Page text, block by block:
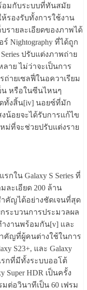
อมกับระบบที่ทันสมัย
ห้รองรับทั้งการใช้งาน
รายละเอียดของภาพได้
Nightography ที่ได้ถูก
ปรับแต่งภาพถ่าย
าย ไม่ว่าจะเป็นการ
ายเซลฟี่ในอควาเรียม
น หรือในซีนไหนๆ
ทั้งสิ้น[iv] นอยซ์ที่มัก
น้อยจะได้รับการแก้ไข
ที่จะช่วยปรับแต่งราย
กใน Galaxy S Series ที่
ละเอียด 200 ล้าน
คัญได้อย่างชัดเจนที่สุด
ระบวนการประมวลผล
งานพร้อมกัน[v] และ
คัญที่ผู้คนต่างใช้ในการ
S23+, และ Galaxy
รกที่มีทั้งระบบออโต้
Super HDR เป็นครั้ง
มต่อวินาทีเป็น 60 เฟรม